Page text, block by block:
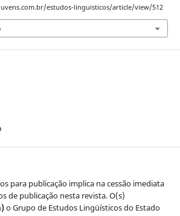
estudos-linguisticos/article/view/512
para publicação implica na cessão imediata
de publicação nesta revista. O(s)
o Grupo de Estudos Lingüísticos do Estado